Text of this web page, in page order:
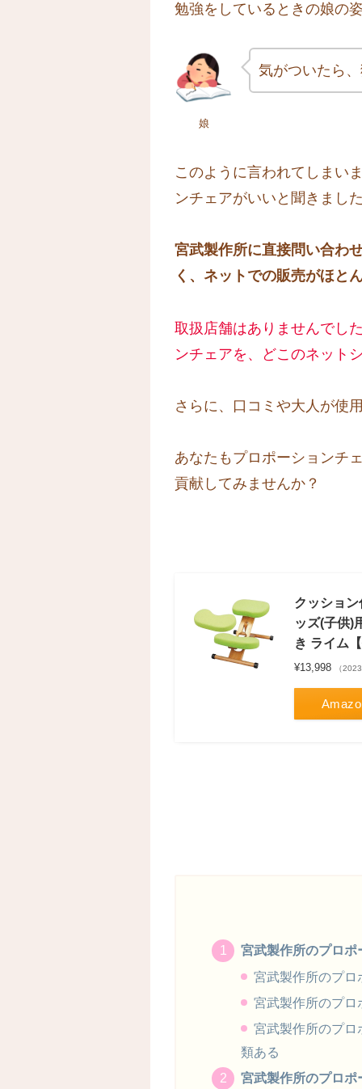
勉強をしているときの娘の
娘
気がついたら
このように言われてしまい
ンチェアがいいと聞きまし
宮武製作所に直接問い合わ
く、ネットでの販売がほと
取扱店舗はありませんでし
ンチェアを、どこのネット
さらに、口コミや大人が使
あなたもプロポーションチ
貢献してみませんか？
クッショ
ッズ(子供)
き ライム
¥13,998 （
宮武製作所のプロ
宮武製作所のプロ
宮武製作所のプロ
宮武製作所のプロ
類ある
宮武製作所のプロ